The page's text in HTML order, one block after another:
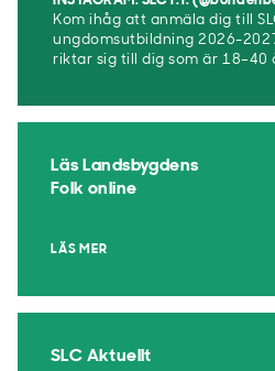
Kom ihåg att anmäla dig till
ungdomsutbildning 2026-
riktar sig till dig som är 18–40
Läs Landsbygdens
Folk online
LÄS MER
SLC Aktuellt